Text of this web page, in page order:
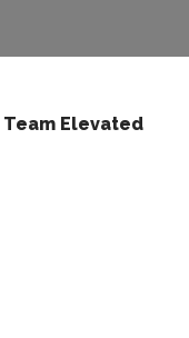
Team Elevated